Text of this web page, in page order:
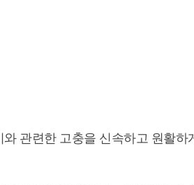
관련한 고충을 신속하고 원활하